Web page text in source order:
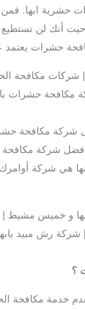
حشرية ابها.
حيت أنك لن
حشرات يعتمد
| شركات مكافحة
مكافحة حشرات
شركة مكافحة
شركة مكافحة
هي شركة
و خميس مشيط |
شركة رش مبيد
؟
خدمة مكافحة